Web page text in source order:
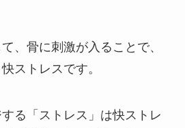
、骨に刺激が入ることで、
ストレスです。
る「ストレス」は快ストレ